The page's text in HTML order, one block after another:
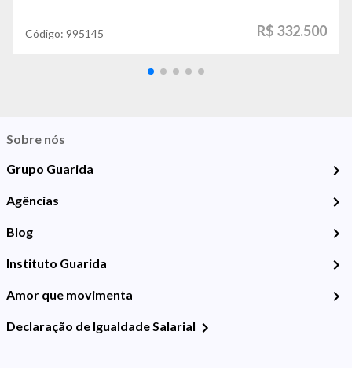
Código: 995145 R$ 332.500
Sobre nós
Grupo Guarida
Agências
Blog
Instituto Guarida
Amor que movimenta
Declaração de Igualdade Salarial